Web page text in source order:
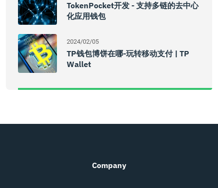
TokenPocket开发 - 支持多链的去中心
化应用钱包
2024/02/05
TP钱包博饼在哪-玩转移动支付 | TP
Wallet
Company